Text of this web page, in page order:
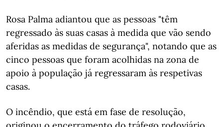
Rosa Palma adiantou que as pessoas "têm
regressado às suas casas à medida que vão sendo
aferidas as medidas de segurança", notando que as
cinco pessoas que foram acolhidas na zona de
apoio à população já regressaram às respetivas
casas.
O incêndio, que está em fase de resolução,